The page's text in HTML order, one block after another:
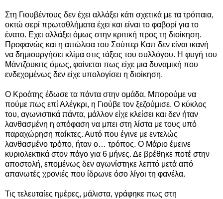
Στη Γιουβέντους δεν έχει αλλάξει κάτι σχετικά με τα τρόπαια,
οκτώ σερί πρωταθλήματα έχει και είναι το φαβορί για το
ένατο. Εχει αλλάξει όμως στην κριτική προς τη διοίκηση.
Προφανώς και η απώλεια του Σούπερ Καπ δεν είναι ικανή
να δημιουργήσει κλίμα στις τάξεις του συλλόγου. Η φυγή του
Μάντζουκιτς όμως, φαίνεται πως είχε μια δυναμική που
ενδεχομένως δεν είχε υπολογίσει η διοίκηση.
Ο Κροάτης έδωσε τα πάντα στην ομάδα. Μπορούμε να
πούμε πως επί Αλέγκρι, η Γιούβε τον ξεζούμισε. Ο κύκλος
του, αγωνιστικά πάντα, μάλλον είχε κλείσει και δεν ήταν
λανθασμένη η απόφαση να μπει στη λίστα με τους υπό
παραχώρηση παίκτες. Αυτό που έγινε με εντελώς
λανθασμένο τρόπο, ήταν ο… τρόπος. Ο Μάριο έμεινε
κυριολεκτικά στον πάγο για 6 μήνες. Δε βρέθηκε ποτέ στην
αποστολή, επομένως δεν αγωνίστηκε λεπτό μετά από
απανωτές χρονιές που ίδρωνε όσο λίγοι τη φανέλα.
Τις τελευταίες ημέρες, μάλιστα, γράφηκε πως στη